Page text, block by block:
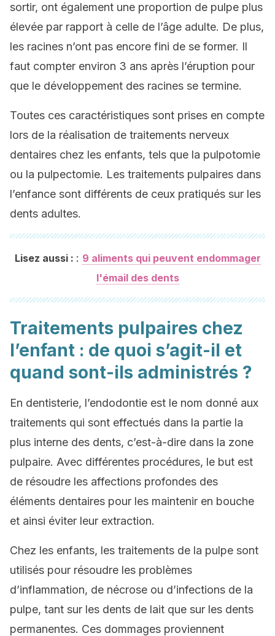
sortir, ont également une proportion de pulpe plus
élevée par rapport à celle de l’âge adulte. De plus,
les racines n’ont pas encore fini de se former. Il
faut compter environ 3 ans après l’éruption pour
que le développement des racines se termine.
Toutes ces caractéristiques sont prises en compte
lors de la réalisation de traitements nerveux
dentaires chez les enfants, tels que la pulpotomie
ou la pulpectomie. Les traitements pulpaires dans
l’enfance sont différents de ceux pratiqués sur les
dents adultes.
Lisez aussi : : 9 aliments qui peuvent endommager
l'émail des dents
Traitements pulpaires chez
l’enfant : de quoi s’agit-il et
quand sont-ils administrés ?
En dentisterie, l’endodontie est le nom donné aux
traitements qui sont effectués dans la partie la
plus interne des dents, c’est-à-dire dans la zone
pulpaire. Avec différentes procédures, le but est
de résoudre les affections profondes des
éléments dentaires pour les maintenir en bouche
et ainsi éviter leur extraction.
Chez les enfants, les traitements de la pulpe sont
utilisés pour résoudre les problèmes
d’inflammation, de nécrose ou d’infections de la
pulpe, tant sur les dents de lait que sur les dents
permanentes. Ces dommages proviennent